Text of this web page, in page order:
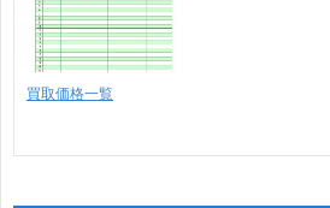
買取価格一覧